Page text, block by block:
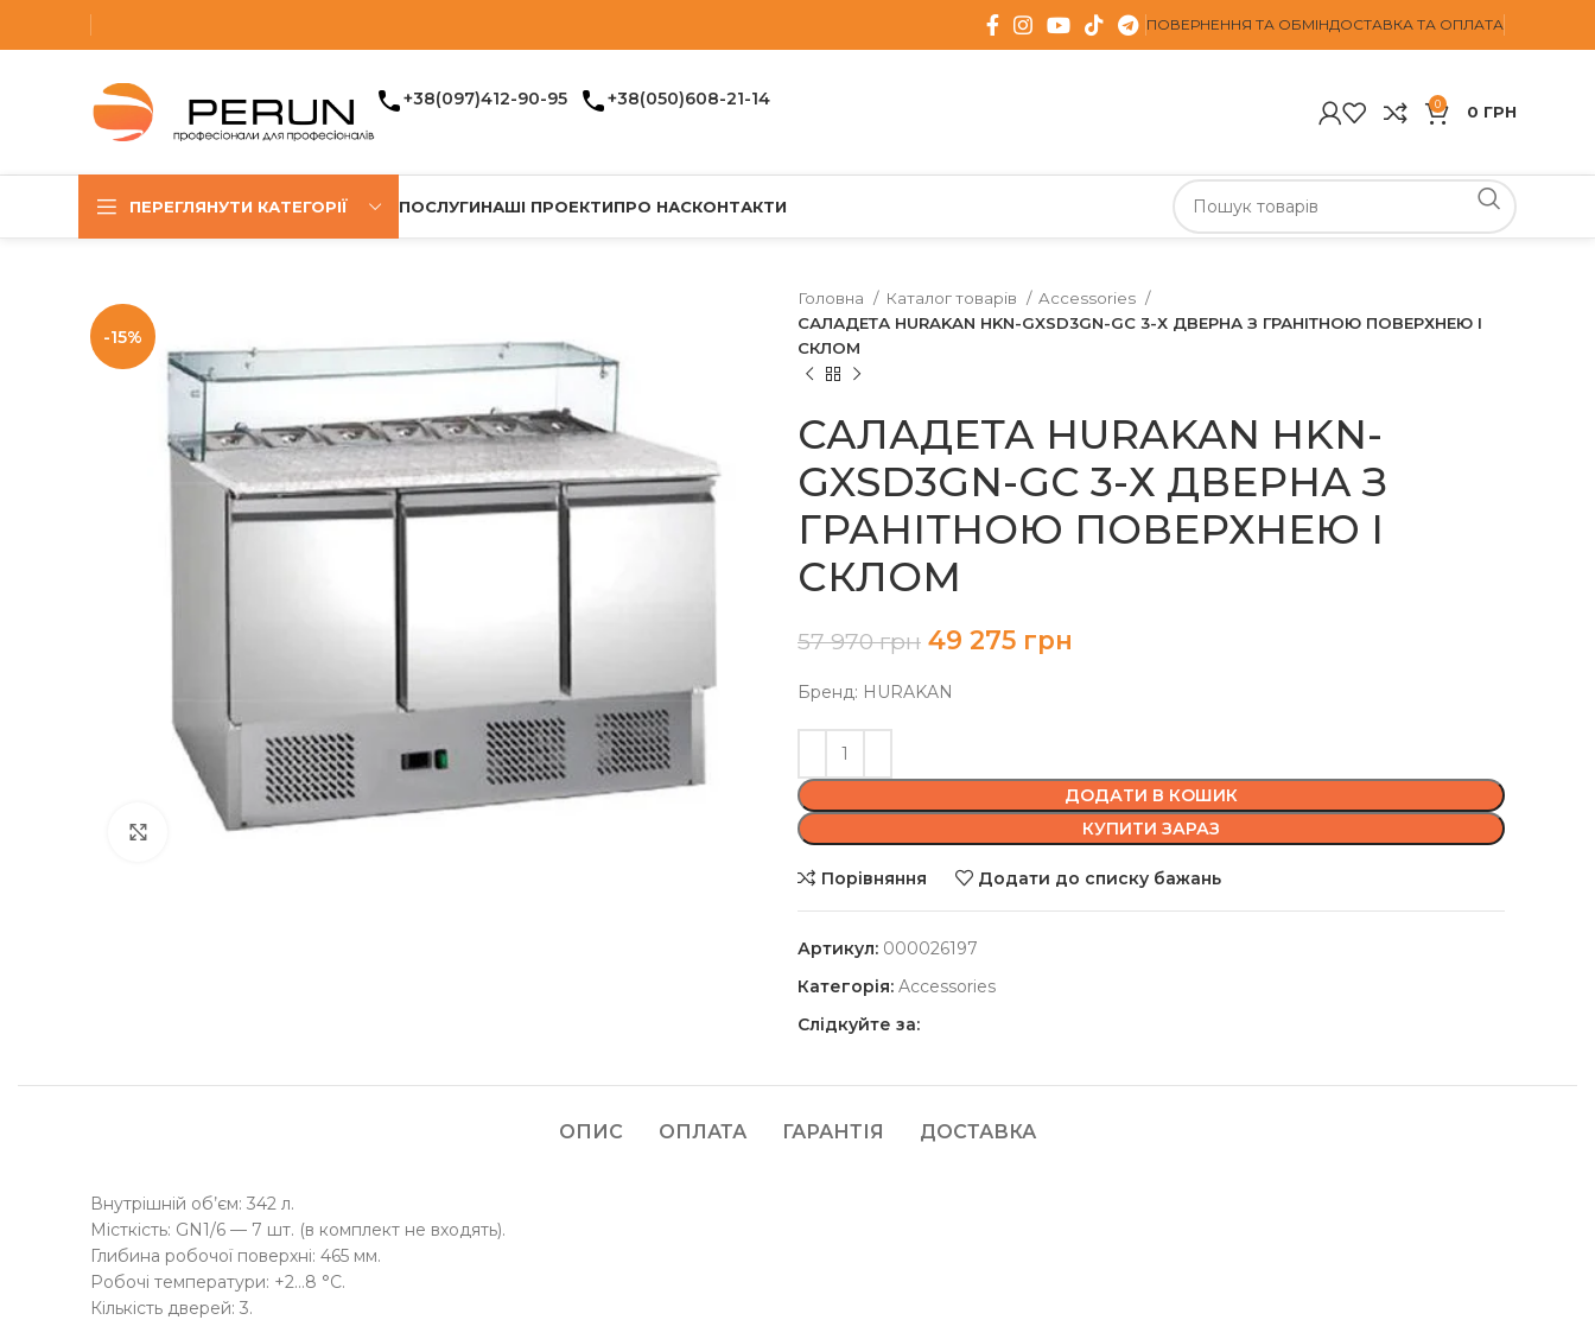
ПОВЕРНЕННЯ ТА ОБМІНДОСТАВКА ТА ОПЛАТА
+38(097)412-90-95 +38(050)608-21-14 0 0 ГРН
ПЕРЕГЛЯНУТИ КАТЕГОРІЇ ПОСЛУГИНАШІ ПРОЕКТИПРО НАСКОНТАКТИ
-15%
Клацніть, щоб збільшити
Головна Каталог товарів
Accessories
САЛАДЕТА HURAKAN HKN-GXSD3GN-GC 3-Х ДВЕРНА З ГРАНІТНОЮ ПОВЕРХНЕЮ І
СКЛОМ
САЛАДЕТА HURAKAN HKN-
GXSD3GN-GC 3-Х ДВЕРНА З
ГРАНІТНОЮ ПОВЕРХНЕЮ І
СКЛОМ
57 970грн 49 275 грн
Бренд: HURAKAN
ДОДАТИ В КОШИК
КУПИТИ ЗАРАЗ
Порівняння Додати до списку бажань
Артикул: 000026197
Категорія: Accessories
Слідкуйте за:
ОПИС ОПЛАТА ГАРАНТІЯ ДОСТАВКА
Внутрішній об’єм: 342 л.
Місткість: GN1/6 — 7 шт. (в комплект не входять).
Глибина робочої поверхні: 465 мм.
Робочі температури: +2…8 °C.
Кількість дверей: 3.